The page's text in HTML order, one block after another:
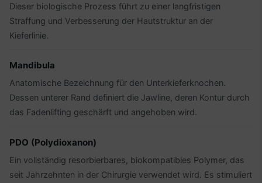
Dieser biologische Prozess führt zu einer langfristigen
Straffung und Verbesserung der Hautstruktur an der
Kieferlinie.
Mandibula
Anatomische Bezeichnung für den Unterkieferknochen.
Dessen unterer Rand definiert die Jawline, deren Kontur durch
das Fadenlifting geschärft und angehoben wird.
PDO (Polydioxanon)
Ein vollständig resorbierbares, biokompatibles Polymer, das
seit Jahrzehnten in der Chirurgie verwendet wird. Es stimuliert